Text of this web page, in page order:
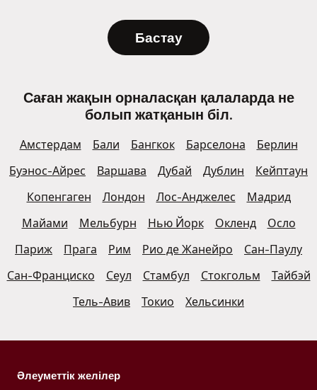
Бастау
Саған жақын орналасқан қалаларда не
болып жатқанын біл.
Амстердам Бали Бангкок Барселона
Берлин
Буэнос-Айрес
Варшава Дубай Дублин
Кейптаун
Копенгаген
Лондон Лос-Анджелес
Мадрид
Майами
Мельбурн Нью Йорк Окленд
Осло
Париж
Прага Рим Рио де Жанейро
Сан-Паулу
Сан-Франциско
Сеул Стамбул Стокгольм
Тайбэй
Тель-Авив
Токио Хельсинки
Әлеуметтік желілер